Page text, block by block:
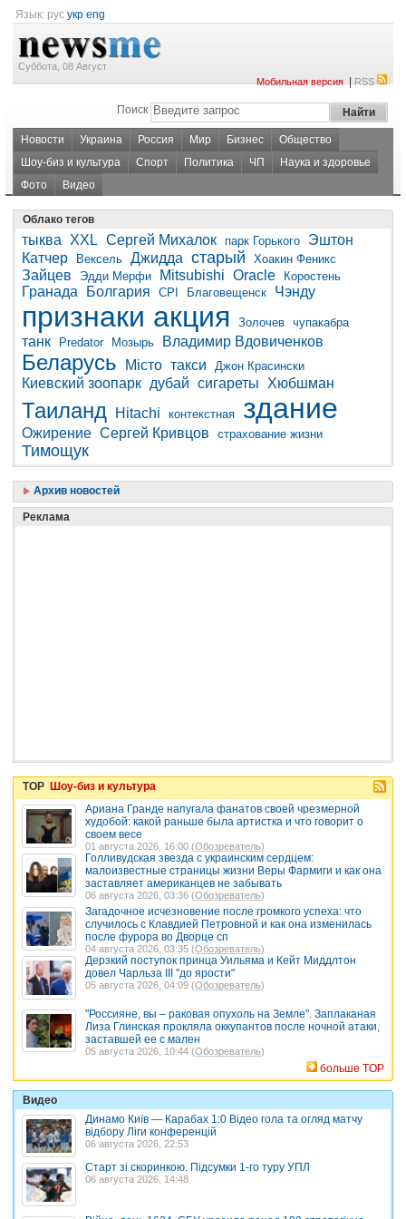
Язык: рус укр eng
Суббота, 08 Август
Мобильная версия|RSS
Поиск
Новости Украина Россия Мир Бизнес
Общество
Шоу-биз и культура
Спорт Политика ЧП
Наука и здоровье
Фото
Видео
Облако тегов
тыква XXL Сергей Михалок парк Горького
Эштон
Катчер
Вексель Джидда старый Хоакин Феникс
Зайцев Эдди Мерфи Mitsubishi Oracle Коростень
Гранада Болгария CPI Благовещенск Чэнду
признаки акция Золочев чупакабра
танк Predator Мозырь Владимир Вдовиченков
Беларусь Місто такси Джон Красински
Киевский зоопарк дубай сигареты Хюбшман
Таиланд Hitachi контекстная здание
Ожирение Сергей Кривцов страхование жизни
Тимощук
Архив новостей
Реклама
TOP Шоу-биз и культура
Ариана Гранде напугала фанатов своей чрезмерной
худобой: какой раньше была артистка и что говорит о
своем весе
01 августа 2026, 16:00 (Обозреватель)
Голливудская звезда с украинским сердцем:
малоизвестные страницы жизни Веры Фармиги и как она
заставляет американцев не забывать
06 августа 2026, 03:36 (Обозреватель)
Загадочное исчезновение после громкого успеха: что
случилось с Клавдией Петровной и как она изменилась
после фурора во Дворце сп
04 августа 2026, 03:35 (Обозреватель)
Дерзкий поступок принца Уильяма и Кейт Миддлтон
довел Чарльза III "до ярости"
05 августа 2026, 04:09 (Обозреватель)
"Россияне, вы – раковая опухоль на Земле". Заплаканая
Лиза Глинская прокляла оккупантов после ночной атаки,
заставшей ее с мален
05 августа 2026, 10:44 (Обозреватель)
больше TOP
Видео
Динамо Київ — Карабах 1:0 Відео гола та огляд матчу
відбору Ліги конференцій
06 августа 2026, 22:53
Старт зі скоринкою. Підсумки 1-го туру УПЛ
06 августа 2026, 14:48